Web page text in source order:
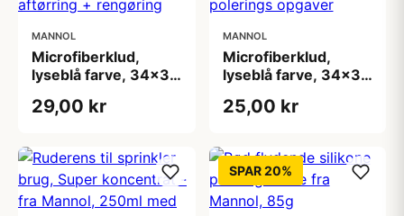
MANNOL
Microfiberklud,
lyseblå farve, 34x32
rengøring
29,00 kr
MANNOL
Microfiberklud,
lyseblå farve, 34x32
opgaver
25,00 kr
SPAR 20%